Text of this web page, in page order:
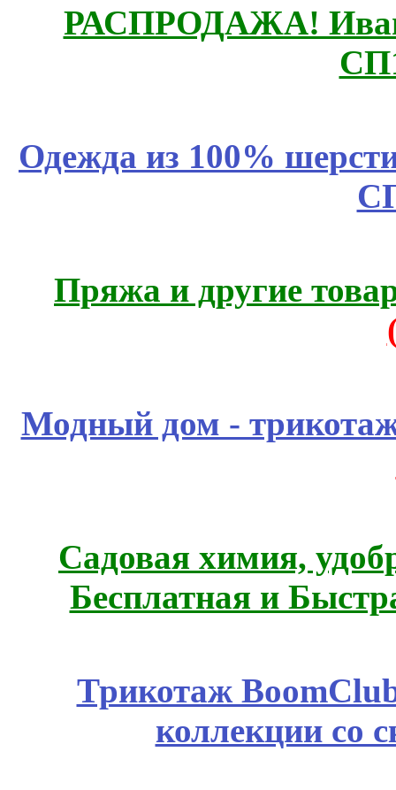
РАСПРОДАЖА!
Одежда из 100%
Пряжа и другие
Модный дом -
Садовая химия,
Бесплатная и
Трикотаж
коллекции со